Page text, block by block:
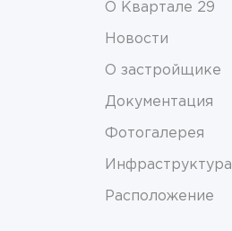
О Квартале 29
Новости
О застройщике
Документация
Фотогалерея
Инфраструктура
Расположение